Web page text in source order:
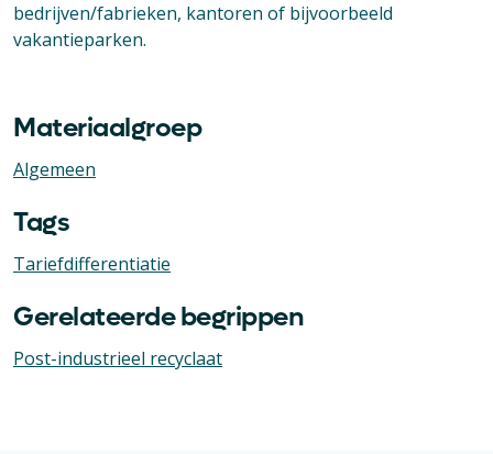
bedrijven/fabrieken, kantoren of bijvoorbeeld
vakantieparken.
Materiaalgroep
Algemeen
Tags
Tariefdifferentiatie
Gerelateerde begrippen
Post-industrieel recyclaat